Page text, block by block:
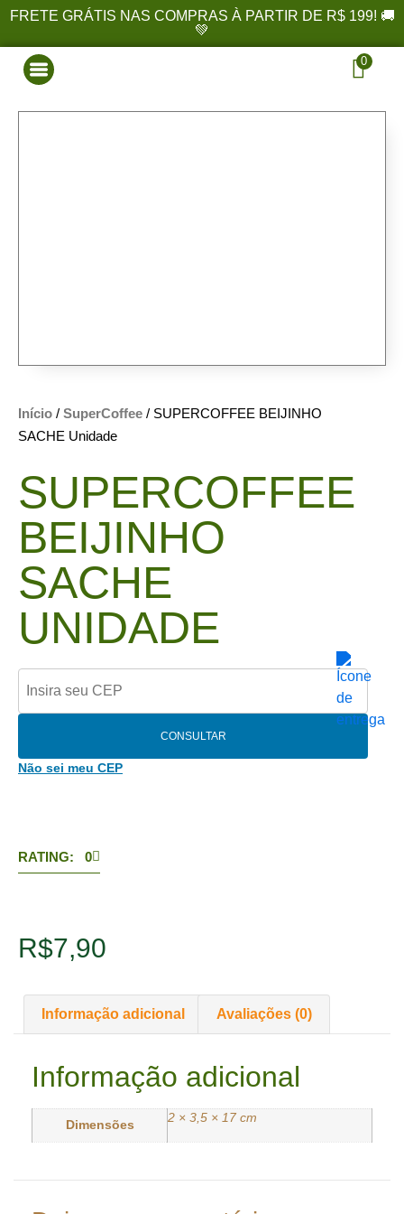
FRETE GRÁTIS NAS COMPRAS À PARTIR DE R$ 199! 🚚
💚
0
Início / SuperCoffee / SUPERCOFFEE BEIJINHO
SACHE Unidade
SUPERCOFFEE
BEIJINHO
SACHE
UNIDADE
CONSULTAR
Não sei meu CEP
RATING: 0
R$7,90
Informação adicional Avaliações (0)
Informação adicional
Dimensões
2 × 3,5 × 17 cm